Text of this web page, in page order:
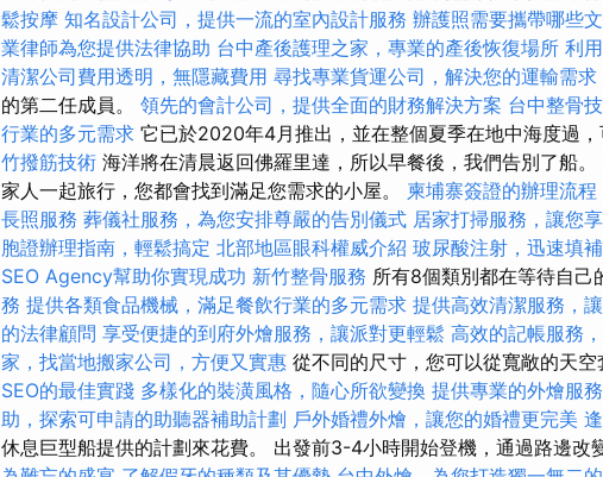
鬆按摩 知名設計公司，提供一流的室內設計服務 辦護照需要攜帶哪些
業律師為您提供法律協助 台中產後護理之家，專業的產後恢復場所 利
清潔公司費用透明，無隱藏費用 尋找專業貨運公司，解決您的運輸需求
的第二任成員。 領先的會計公司，提供全面的財務解決方案 台中整骨
行業的多元需求 它已於2020年4月推出，並在整個夏季在地中海度過
竹撥筋技術 海洋將在清晨返回佛羅里達，所以早餐後，我們告別了船
家人一起旅行，您都會找到滿足您需求的小屋。 柬埔寨簽證的辦理流程
長照服務 葬儀社服務，為您安排尊嚴的告別儀式 居家打掃服務，讓您
胞證辦理指南，輕鬆搞定 北部地區眼科權威介紹 玻尿酸注射，迅速填
SEO Agency幫助你實現成功 新竹整骨服務 所有8個類別都在等待自己
務 提供各類食品機械，滿足餐飲行業的多元需求 提供高效清潔服務，
的法律顧問 享受便捷的到府外燴服務，讓派對更輕鬆 高效的記帳服務
家，找當地搬家公司，方便又實惠 從不同的尺寸，您可以從寬敞的天空
SEO的最佳實踐 多樣化的裝潢風格，隨心所欲變換 提供專業的外燴服
助，探索可申請的助聽器補助計劃 戶外婚禮外燴，讓您的婚禮更完美
休息巨型船提供的計劃來花費。 出發前3-4小時開始登機，通過路邊改